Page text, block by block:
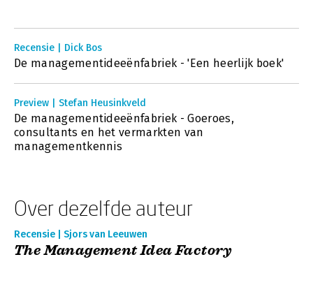
Recensie | Dick Bos
De managementideeënfabriek - 'Een heerlijk boek'
Preview | Stefan Heusinkveld
De managementideeënfabriek - Goeroes,
consultants en het vermarkten van
managementkennis
Over dezelfde auteur
Recensie | Sjors van Leeuwen
The Management Idea Factory